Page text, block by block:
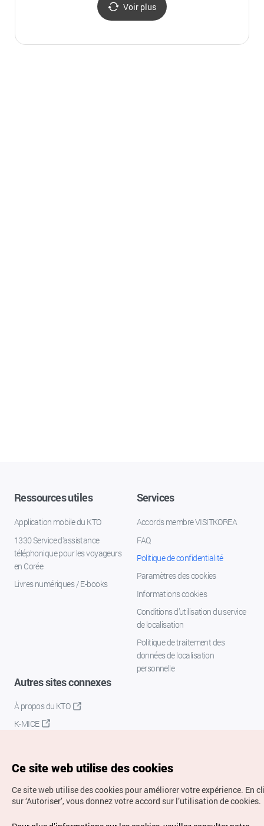
Voir plus
Ressources utiles
Application mobile du KTO
1330 Service d'assistance
téléphonique pour les voyageurs
en Corée
Livres numériques / E-books
Services
Accords membre VISITKOREA
FAQ
Politique de confidentialité
Paramètres des cookies
Informations cookies
Conditions d’utilisation du service
de localisation
Politique de traitement des
données de localisation
personnelle
Autres sites connexes
À propos du KTO
K-MICE
Droits d’auteur (c) Office National du Tourisme en Corée.
Ce site web utilise des cookies
Ce site web utilise des cookies pour améliorer votre expérience. En
sur ‘Autoriser’, vous donnez votre accord sur l’utilisation de cookies.